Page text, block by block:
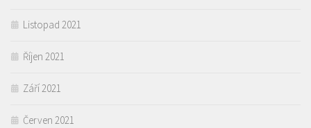
Listopad 2021
Říjen 2021
Září 2021
Červen 2021